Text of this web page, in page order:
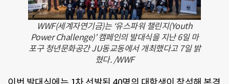
WWF(세계자연기금)는 ‘유스파워 챌린지(Youth
Power Challenge)’ 캠페인의 발대식을 지난 6일 마
포구 청년문화공간 JU동교동에서 개최했다고 7일 밝
혔다. /WWF